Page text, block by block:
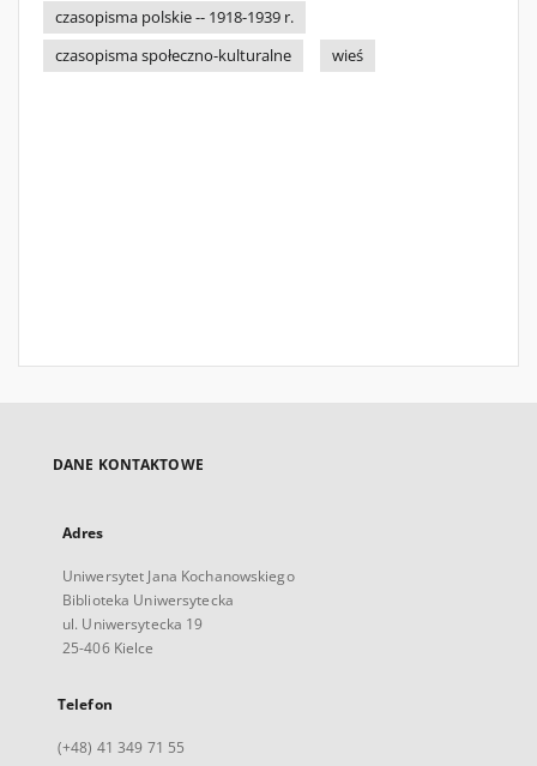
czasopisma polskie -- 1918-1939 r.
czasopisma społeczno-kulturalne
wieś
DANE KONTAKTOWE
Adres
Uniwersytet Jana Kochanowskiego
Biblioteka Uniwersytecka
ul. Uniwersytecka 19
25-406 Kielce
Telefon
(+48) 41 349 71 55